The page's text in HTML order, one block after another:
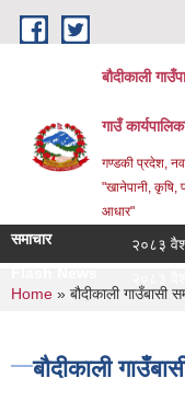
Skip to main content
बौदीकाली
गाउँ
गण्डकी प्रदेश,
"खानेपानी, कृषि,
आधार"
समाचार
२०८३ वैशाख
You are
Home » बौदीकाली गाउँबासी
बौदीकाली